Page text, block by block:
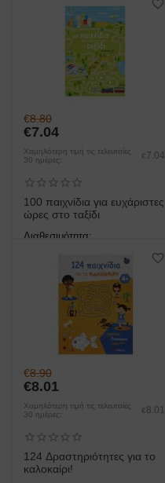
€8.80
€7.04
Χαμηλότερη τιμή τις τελευταίες
30 ημέρες:
€ 7.04
100 παιχνίδια για ευχάριστες
ώρες στο ταξίδι
Διαθεσιμότητα:
€8.90
€8.01
Χαμηλότερη τιμή τις τελευταίες
30 ημέρες:
€ 8.01
124 Δραστηριότητες για το
καλοκαίρι!